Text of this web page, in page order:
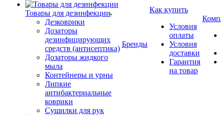
Товары для дезинфекции
Дезковрики
Дозаторы
дезинфицирующих
средств (антисептика)
Дозаторы жидкого
мыла
Контейнеры и урны
Липкие
антибактериальные
коврики
Сушилки для рук
Бренды
Как купить
Условия
оплаты
Условия
доставки
Гарантия
на товар